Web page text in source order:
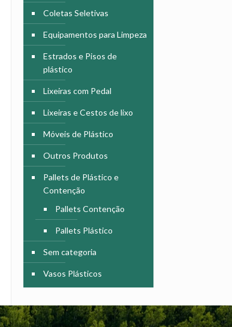
Coletas Seletivas
Equipamentos para Limpeza
Estrados e Pisos de
plástico
Lixeiras com Pedal
Lixeiras e Cestos de lixo
Móveis de Plástico
Outros Produtos
Pallets de Plástico e
Contenção
Pallets Contenção
Pallets Plástico
Sem categoria
Vasos Plásticos